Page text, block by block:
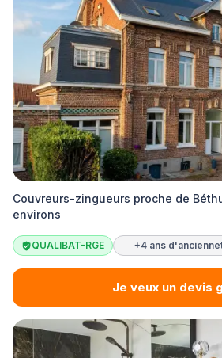
Couvreurs-zingueurs proche de
environs
QUALIBAT-RGE +4 ans
Je veux un devis